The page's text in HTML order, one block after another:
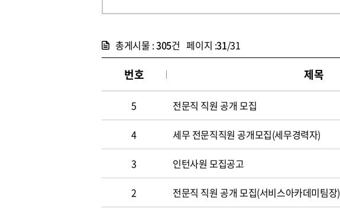
총게시물 :305건 페이지 :31/31
번호 제목
5 전문직 직원 공개 모집
4 세무 전문직직원 공개모집(세무경력자)
3 인턴사원 모집공고
2 전문직 직원 공개 모집(서비스아카데미팀장)